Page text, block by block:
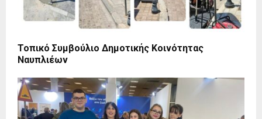
Τοπικό Συμβούλιο Δημοτικής Κοινότητας
Ναυπλιέων